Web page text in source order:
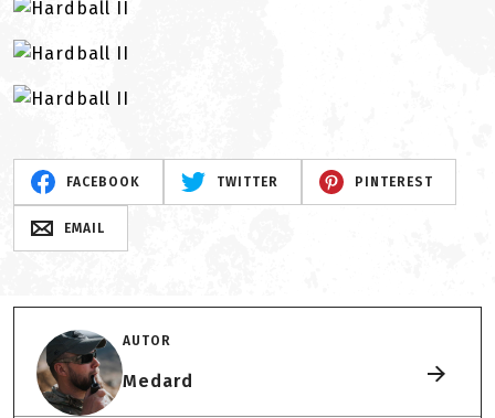
FACEBOOK TWITTER PINTEREST
EMAIL
AUTOR
Medard